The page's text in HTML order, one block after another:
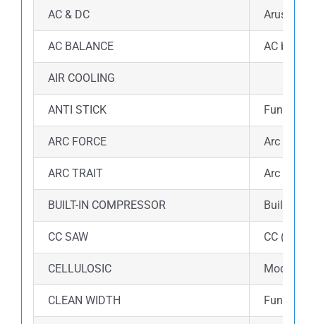
AC & DC Arus AC:
AC BALANCE AC
AIR COOLING
ANTI STICK Fungsi
ARC FORCE Arc force
ARC TRAIT Arc Trait
BUILT-IN COMPRESSOR Built-in
CC SAW CC
CELLULOSIC Mode
CLEAN WIDTH Fungsi